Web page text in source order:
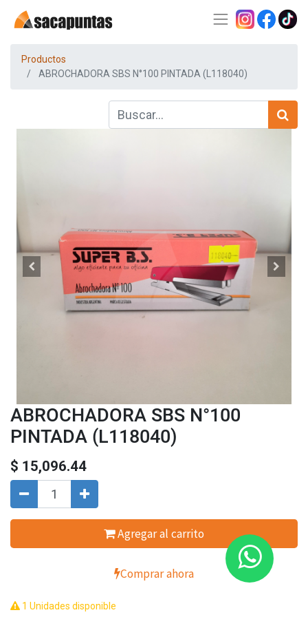
Productos
ABROCHADORA SBS N°100 PINTADA (L118040)
ABROCHADORA SBS N°100
PINTADA (L118040)
$ 15,096.44
Agregar al carrito
Comprar ahora
1 Unidades disponible